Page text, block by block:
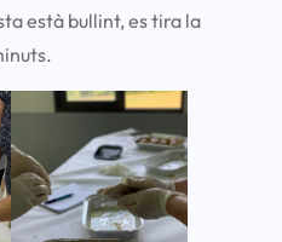
està bullint, es tira la